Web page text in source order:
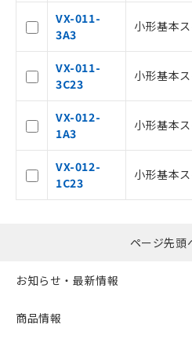
VX-011-
3A3
小形基本
VX-011-
3C23
小形基本
VX-012-
1A3
小形基本
VX-012-
1C23
小形基本
ページ先頭
お知らせ・最新情報
商品情報
あります。
お客様が当ウェブ
および当社の共同
品・サービスに関
をご了承ください。
※当社の共同利用
用者の範囲」に記
指します。